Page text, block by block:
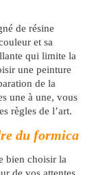
de résine
et sa
qui limite la
une peinture
de la
une à une, vous
règles de l’art.
du formica
bien choisir la